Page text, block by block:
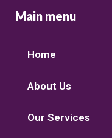
Main menu
Home
About Us
Our Services